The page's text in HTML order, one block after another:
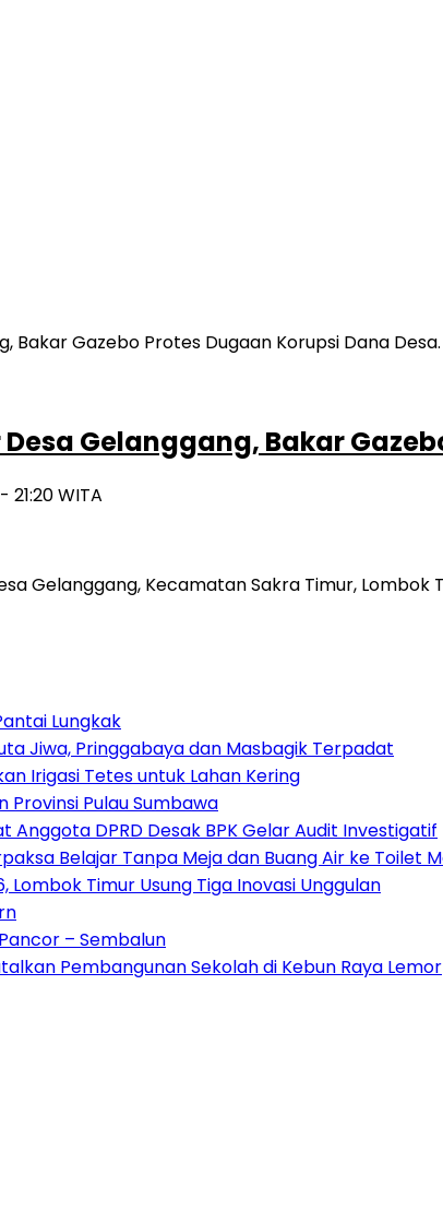
Gelanggang, Bakar
21:20 WITA
Gelanggang, Kecamatan Sakra Timur,
Lungkak
Jiwa, Pringgabaya dan Masbagik Terpadat
Irigasi Tetes untuk Lahan Kering
Provinsi Pulau Sumbawa
Anggota DPRD Desak BPK Gelar Audit Investigatif
Belajar Tanpa Meja dan Buang Air ke Toilet
Lombok Timur Usung Tiga Inovasi Unggulan
– Sembalun
Pembangunan Sekolah di Kebun Raya Lemor